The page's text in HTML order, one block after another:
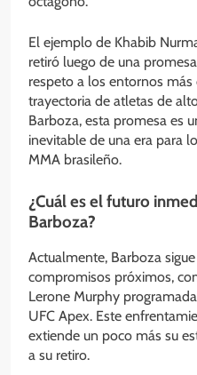
El ejemplo de Khabib
retiró luego de una
respeto a los entornos
trayectoria de atletas de
Barboza, esta promesa es
inevitable de una era para
MMA brasileño.
¿Cuál es el futuro
Barboza?
Actualmente, Barboza
compromisos próximos,
Lerone Murphy
UFC Apex. Este
extiende un poco más su
a su retiro.